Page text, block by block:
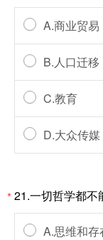
A.商业贸易
B.人口迁移
C.教育
D.大众传媒
*21.一切哲学都不
A.思维和